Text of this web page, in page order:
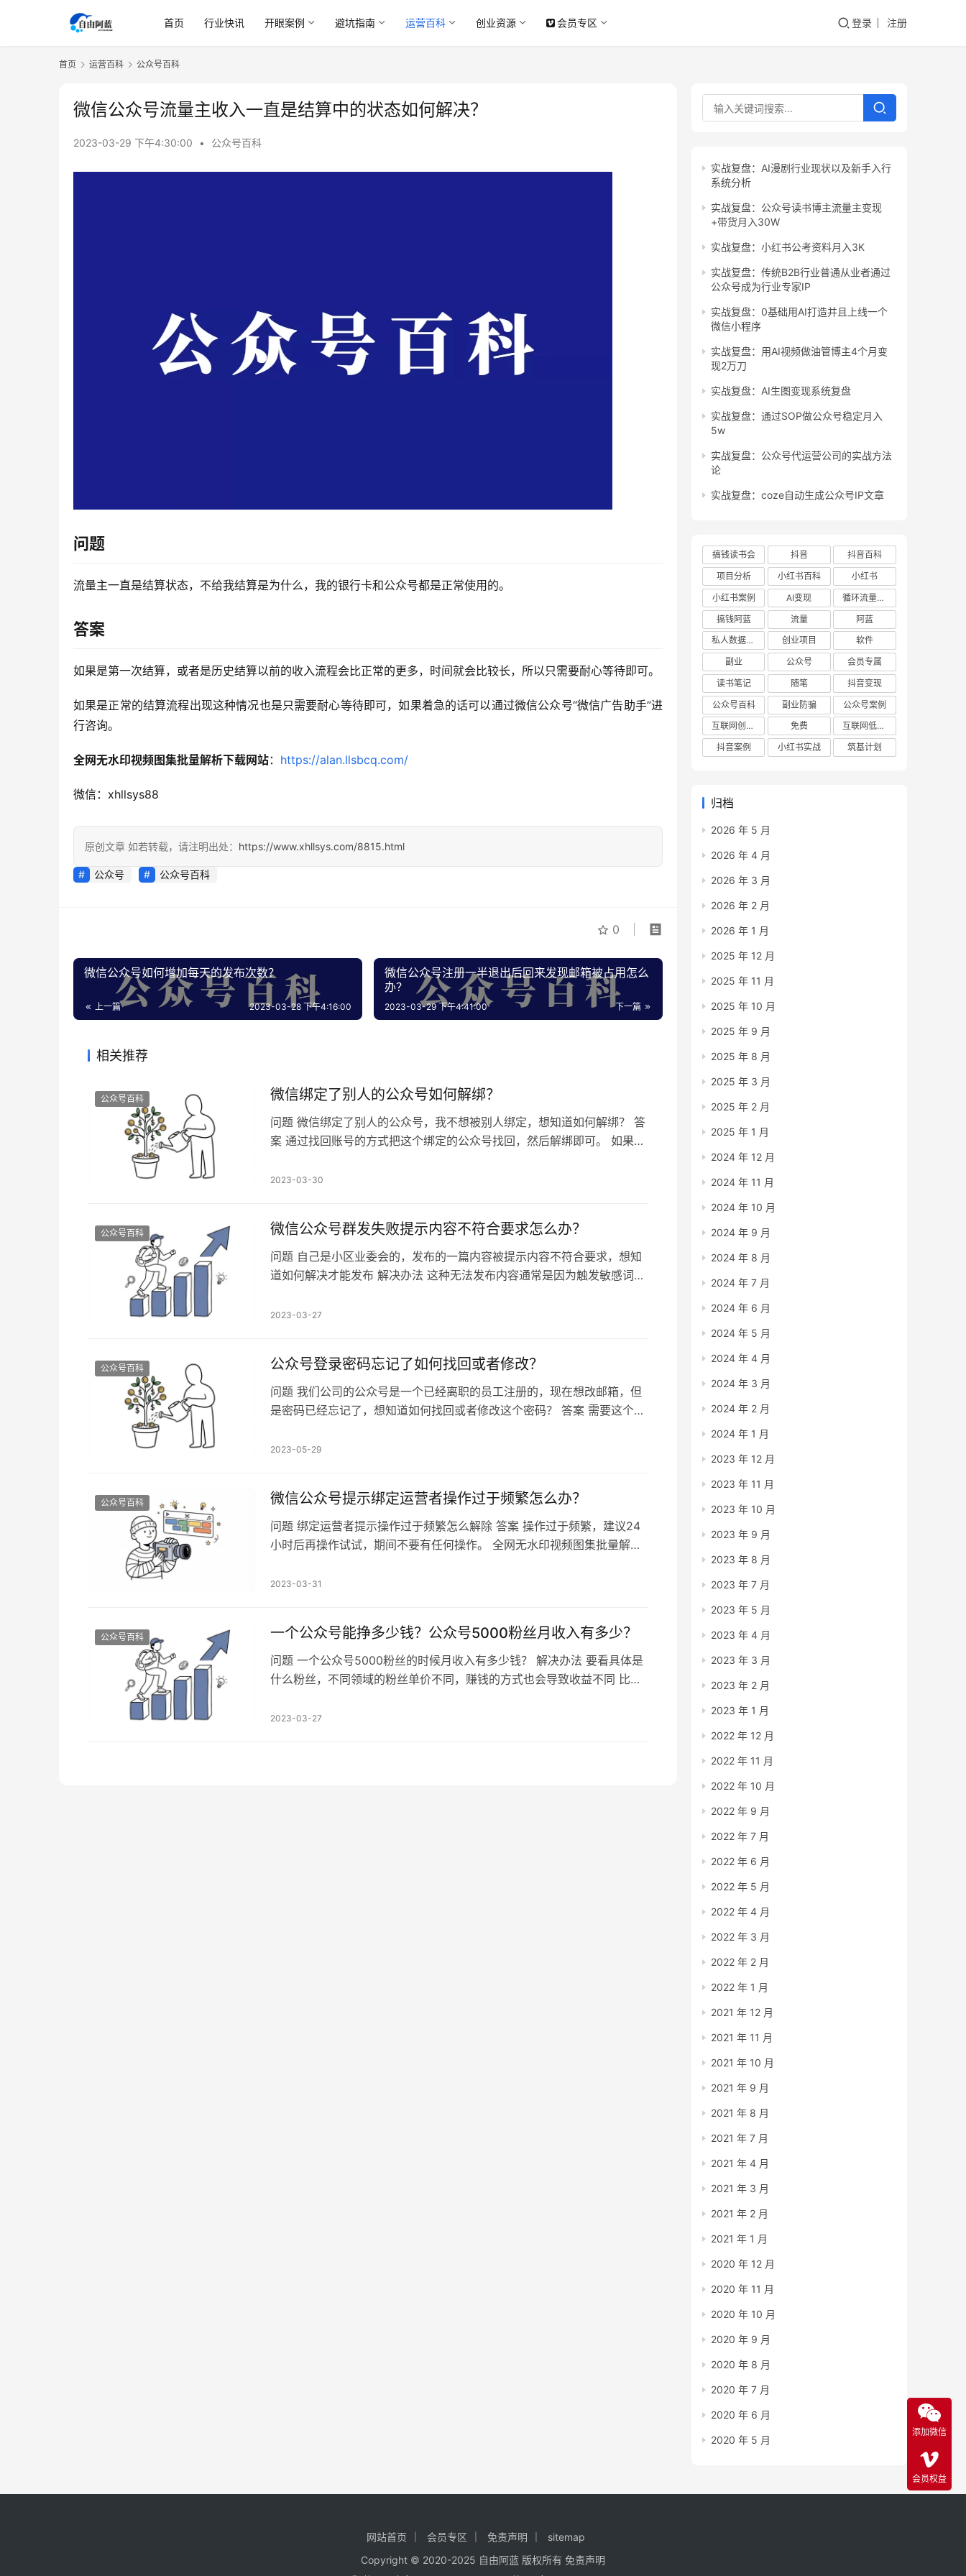
首页 行业快讯 开眼案例 避坑指南 运营百科 创业资源 会员专区 登录 注册
首页 运营百科 公众号百科
微信公众号流量主收入一直是结算中的状态如何解决？
2023-03-29 下午4:30:00 • 公众号百科
问题
流量主一直是结算状态，不给我结算是为什么，我的银行卡和公众号都是正常使用的。
答案
如果是第一次结算，或者是历史结算以前的收入流程会比正常的更多，时间就会比较长，所以只需要耐心等待即可。
如果是正常的结算流程出现这种情况也是只需要耐心等待即可，如果着急的话可以通过微信公众号“微信广告助手”进
行咨询。
全网无水印视频图集批量解析下载网站： https://alan.llsbcq.com/
微信：xhllsys88
原创文章 如若转载，请注明出处： https://www.xhllsys.com/8815.html
公众号 公众号百科
0
微信公众号如何增加每天的发布次数？
上一篇 2023-03-28 下午4:16:00
微信公众号注册一半退出后回来发现邮箱被占用怎么
办？
下一篇
2023-03-29 下午4:41:00
相关推荐
公众号百科 微信绑定了别人的公众号如何解绑？
问题 微信绑定了别人的公众号，我不想被别人绑定，想知道如何解绑？ 答
案 通过找回账号的方式把这个绑定的公众号找回，然后解绑即可。 如果这
网站：https://alan.llsbcq.com/ 微信：xhllsys88
2023-03-30
公众号百科 微信公众号群发失败提示内容不符合要求怎么办？
问题 自己是小区业委会的，发布的一篇内容被提示内容不符合要求，想知
道如何解决才能发布 解决办法 这种无法发布内容通常是因为触发敏感词和
遍，然后修改好再发布即可。 微信：xhllsys88
2023-03-27
公众号百科 公众号登录密码忘记了如何找回或者修改？
问题 我们公司的公众号是一个已经离职的员工注册的，现在想改邮箱，但
是密码已经忘记了，想知道如何找回或者修改这个密码？ 答案 需要这个员
了，那就直接找回账号也是可以的，这里是找回账号的链接：
2023-05-29
公众号百科 微信公众号提示绑定运营者操作过于频繁怎么办？
问题 绑定运营者提示操作过于频繁怎么解除 答案 操作过于频繁，建议24
小时后再操作试试，期间不要有任何操作。 全网无水印视频图集批量解析
2023-03-31
公众号百科 一个公众号能挣多少钱？公众号5000粉丝月收入有多少？
问题 一个公众号5000粉丝的时候月收入有多少钱？ 解决办法 要看具体是
什么粉丝，不同领域的粉丝单价不同，赚钱的方式也会导致收益不同 比如
算他的打开率是5%来算，也只有不到300的阅读，这样收益那只有几毛
2023-03-27
实战复盘：AI漫剧行业现状以及新手入行
系统分析
实战复盘：公众号读书博主流量主变现
+带货月入30W
实战复盘：小红书公考资料月入3K
实战复盘：传统B2B行业普通从业者通过
公众号成为行业专家IP
实战复盘：0基础用AI打造并且上线一个
微信小程序
实战复盘：用AI视频做油管博主4个月变
现2万刀
实战复盘：AI生图变现系统复盘
实战复盘：通过SOP做公众号稳定月入
5w
实战复盘：公众号代运营公司的实战方法
论
实战复盘：coze自动生成公众号IP文章
搞钱读书会 抖音
抖音百科
项目分析
小红书百科
小红书
小红书案例
AI变现
循环流量实验室
搞钱阿蓝
流量
阿蓝
私人数据库项目
创业项目
软件
副业
公众号
会员专属
读书笔记
随笔
抖音变现
公众号百科
副业防骗
公众号案例
互联网创业项目
免费
互联网低成本创业项目
抖音案例
小红书实战 筑基计划
归档
2026 年 5 月
2026 年 4 月
2026 年 3 月
2026 年 2 月
2026 年 1 月
2025 年 12 月
2025 年 11 月
2025 年 10 月
2025 年 9 月
2025 年 8 月
2025 年 3 月
2025 年 2 月
2025 年 1 月
2024 年 12 月
2024 年 11 月
2024 年 10 月
2024 年 9 月
2024 年 8 月
2024 年 7 月
2024 年 6 月
2024 年 5 月
2024 年 4 月
2024 年 3 月
2024 年 2 月
2024 年 1 月
2023 年 12 月
2023 年 11 月
2023 年 10 月
2023 年 9 月
2023 年 8 月
2023 年 7 月
2023 年 5 月
2023 年 4 月
2023 年 3 月
2023 年 2 月
2023 年 1 月
2022 年 12 月
2022 年 11 月
2022 年 10 月
2022 年 9 月
2022 年 7 月
2022 年 6 月
2022 年 5 月
2022 年 4 月
2022 年 3 月
2022 年 2 月
2022 年 1 月
2021 年 12 月
2021 年 11 月
2021 年 10 月
2021 年 9 月
2021 年 8 月
2021 年 7 月
2021 年 4 月
2021 年 3 月
2021 年 2 月
2021 年 1 月
2020 年 12 月
2020 年 11 月
2020 年 10 月
2020 年 9 月
2020 年 8 月
2020 年 7 月
2020 年 6 月
2020 年 5 月
网站首页 会员专区 免责声明
sitemap
Copyright © 2020-2025 自由阿蓝 版权所有 免责声明
添加微信
会员权益